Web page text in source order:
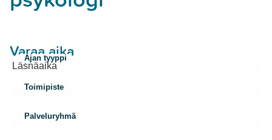
Varaa aika
Ajan tyyppi
Toimipiste
Palveluryhmä